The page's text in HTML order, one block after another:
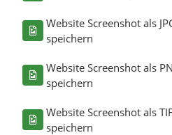
Website Screenshot als
speichern
Website Screenshot als
speichern
Website Screenshot als
speichern